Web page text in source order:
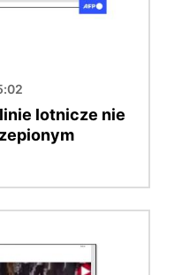
lotnicze nie